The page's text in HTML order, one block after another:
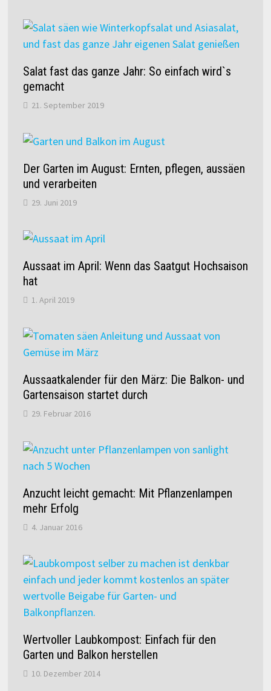
Salat fast das ganze Jahr: So einfach wird`s
gemacht
21. September 2019
Der Garten im August: Ernten, pflegen, aussäen
und verarbeiten
29. Juni 2019
Aussaat im April: Wenn das Saatgut Hochsaison
hat
1. April 2019
Aussaatkalender für den März: Die Balkon- und
Gartensaison startet durch
29. Februar 2016
Anzucht leicht gemacht: Mit Pflanzenlampen
mehr Erfolg
4. Januar 2016
Wertvoller Laubkompost: Einfach für den
Garten und Balkon herstellen
10. Dezember 2014